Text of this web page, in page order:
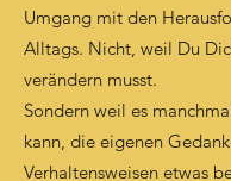
Umgang mit den
Alltags. Nicht, weil Du
verändern musst.
Sondern weil es
kann, die eigenen
Verhaltensweisen etwas